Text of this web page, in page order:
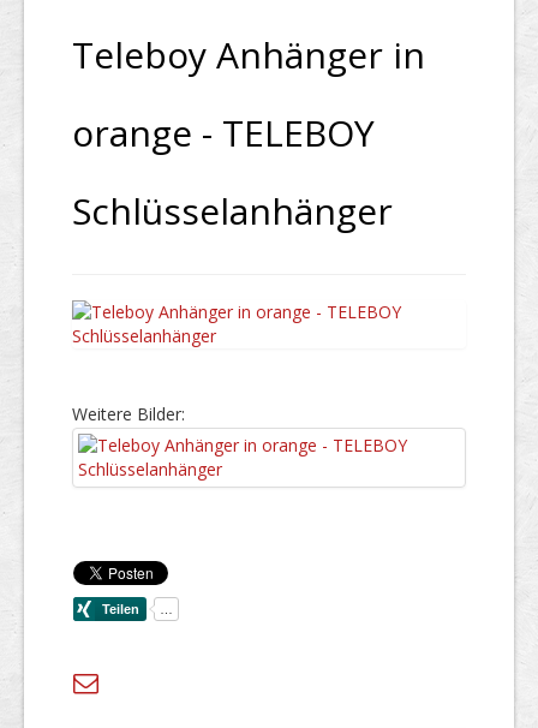
Teleboy Anhänger in
orange - TELEBOY
Schlüsselanhänger
Weitere Bilder: